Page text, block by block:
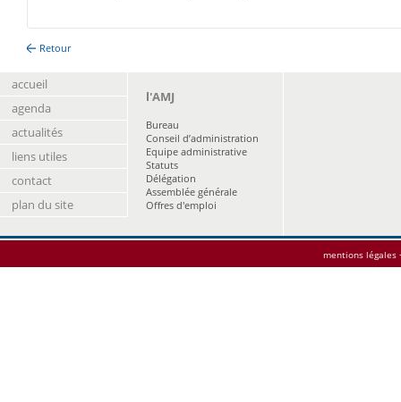
Retour
accueil
agenda
actualités
liens utiles
contact
plan du site
l'AMJ
Bureau
Conseil d’administration
Equipe administrative
Statuts
Délégation
Assemblée générale
Offres d'emploi
mentions légales